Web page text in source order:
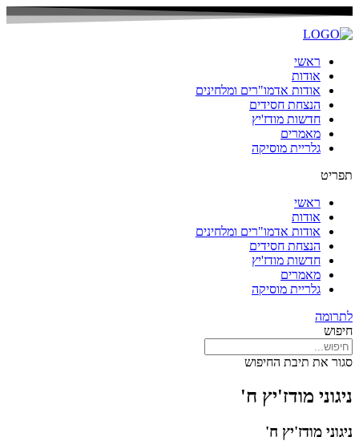
ראשי
אודות
אודות אדמו"רים ומלחינים
הנצחת חסידים
חדשות מודז'יץ
מאמרים
גלריית מוסיקה
תפריט
ראשי
אודות
אודות אדמו"רים ומלחינים
הנצחת חסידים
חדשות מודז'יץ
מאמרים
גלריית מוסיקה
לתרומה
חיפוש
סגור את תיבת החיפוש
ניגוני מודז'יץ ח'
ניגוני מודז'יץ ח'